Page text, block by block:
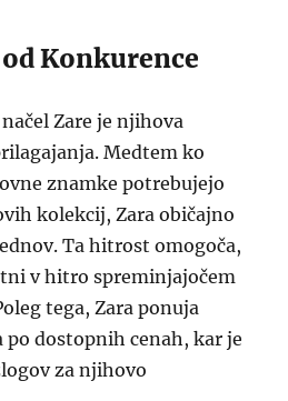
Konkurence
Zare je njihova
Medtem ko
znamke potrebujejo
kolekcij, Zara običajno
Ta hitrost omogoča,
v hitro spreminjajočem
tega, Zara ponuja
dostopnih cenah, kar je
za njihovo